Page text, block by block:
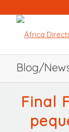
Blog/
Final